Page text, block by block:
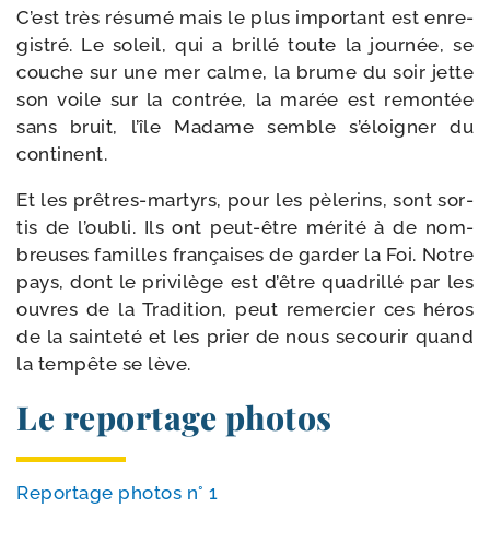
C’est très résu­mé mais le plus impor­tant est enre­
gis­tré. Le soleil, qui a brillé toute la jour­née, se
couche sur une mer calme, la brume du soir jette
son voile sur la contrée, la marée est remon­tée
sans bruit, l’île Madame semble s’é­loi­gner du
continent.
Et les prêtres-​martyrs, pour les pèle­rins, sont sor­
tis de l’ou­bli. Ils ont peut-​être méri­té à de nom­
breuses familles fran­çaises de gar­der la Foi. Notre
pays, dont le pri­vi­lège est d’être qua­drillé par les
ouvres de la Tradition, peut remer­cier ces héros
de la sain­te­té et les prier de nous secou­rir quand
la tem­pête se lève.
Le reportage photos
Reportage pho­tos n° 1